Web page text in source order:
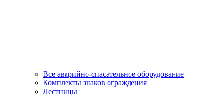
Все аварийно-спасательное оборудование
Комплекты знаков ограждения
Лестницы